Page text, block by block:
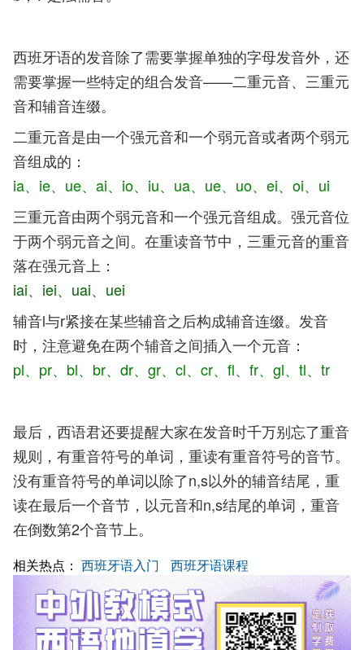
西班牙语的发音除了需要掌握单独的字母发音外，还
需要掌握一些特定的组合发音——二重元音、三重元
音和辅音连缀。
二重元音是由一个强元音和一个弱元音或者两个弱元
音组成的：
ia、 ie、 ue、ai、 io、iu、ua、ue、uo、ei、 oi、ui
三重元音由两个弱元音和一个强元音组成。强元音位
于两个弱元音之间。在重读音节中，三重元音的重音
落在强元音上：
iai、iei、uai、uei
辅音l与r紧接在某些辅音之后构成辅音连缀。发音
时，注意避免在两个辅音之间插入一个元音：
pl、pr、bl、br、dr、gr、cl、cr、fl、fr、gl、tl、tr
最后，西语君还要提醒大家在发音时千万别忘了重音
规则，有重音符号的单词，重读有重音符号的音节。
没有重音符号的单词以除了n,s以外的辅音结尾，重
读在最后一个音节，以元音和n,s结尾的单词，重音
在倒数第2个音节上。
相关热点： 西班牙语入门 西班牙语课程